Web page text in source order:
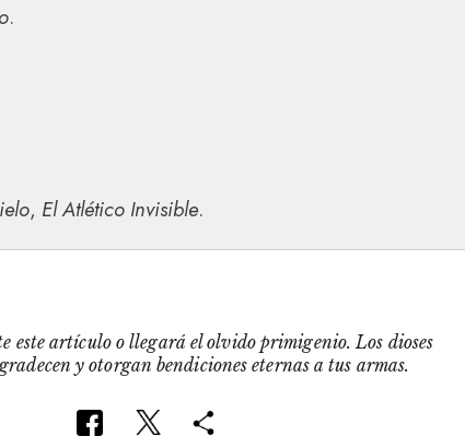
.
, El Atlético Invisible.
este artículo o llegará el olvido primigenio. Los dioses
y otorgan bendiciones eternas a tus armas.